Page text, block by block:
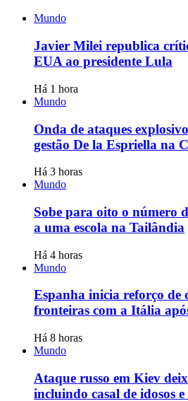
Mundo
Javier Milei republica
EUA ao presidente Lula
Há 1 hora
Mundo
Onda de ataques
gestão De la Espriella na
Há 3 horas
Mundo
Sobe para oito o número
a uma escola na Tailândia
Há 4 horas
Mundo
Espanha inicia reforço de
fronteiras com a Itália
Há 8 horas
Mundo
Ataque russo em Kiev
incluindo casal de idosos